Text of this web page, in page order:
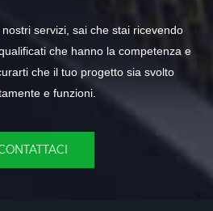
servizi, sai che stai ricevendo
che hanno la competenza e
che il tuo progetto sia svolto
e funzioni.